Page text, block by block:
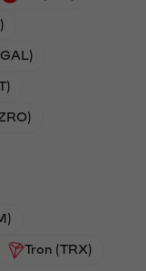
Tron (TRX)